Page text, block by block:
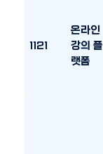
1121
온라인
강의 플
랫폼